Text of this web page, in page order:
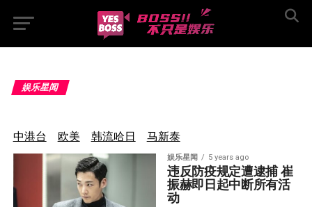
娱乐星闻
中港台 欧美 韩流哈日 马新泰
娱乐星闻 5 years ago
违反防疫规定遭逮捕 崔
振赫即日起中断所有活
动